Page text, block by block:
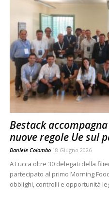
Bestack
nuove regole Ue sul
Daniele Colombo 18 Giugno 2026
A Lucca oltre 30 delegati della
partecipato al primo Morning
obblighi, controlli e opportunità